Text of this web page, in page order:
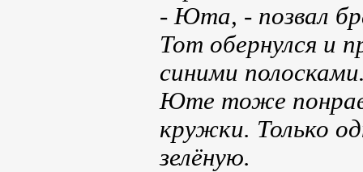
- Юта, - позвал
Тот обернулся и
синими
Юте тоже
кружки. Только
зелёную.